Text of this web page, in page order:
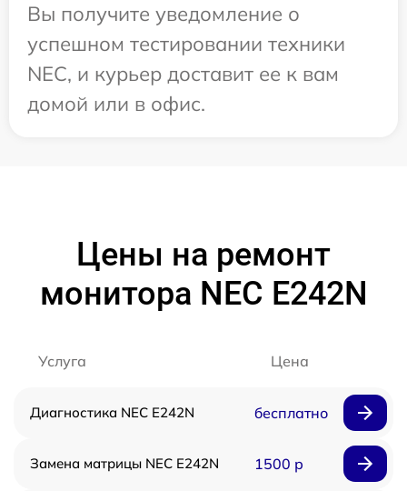
Вы получите уведомление о
успешном тестировании техники
NEC, и курьер доставит ее к вам
домой или в офис.
Цены на ремонт
монитора NEC E242N
Услуга Цена
Диагностика NEC E242N бесплатно
Замена матрицы NEC E242N 1500 р